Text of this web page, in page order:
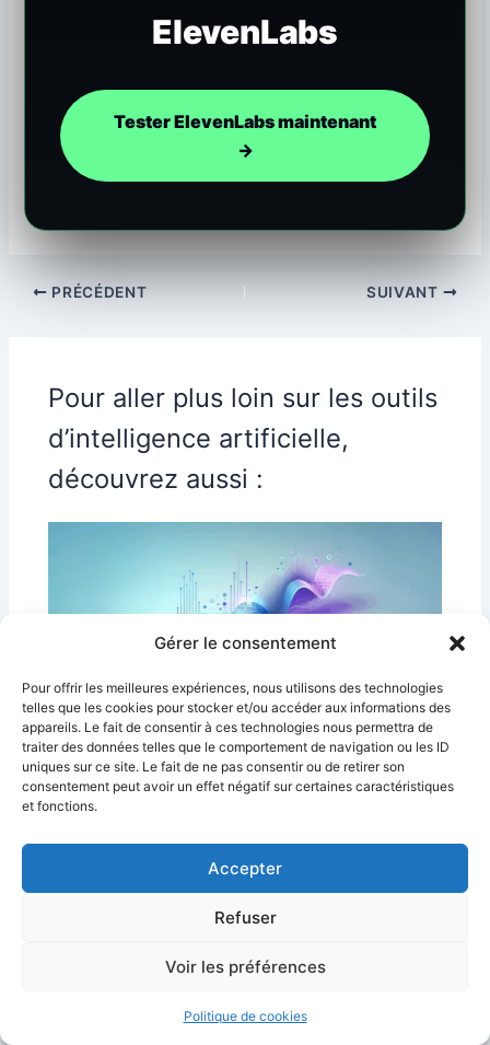
Gérer le consentement
Pour offrir les meilleures expériences, nous utilisons des technologies
telles que les cookies pour stocker et/ou accéder aux informations des
appareils. Le fait de consentir à ces technologies nous permettra de
traiter des données telles que le comportement de navigation ou les ID
uniques sur ce site. Le fait de ne pas consentir ou de retirer son
consentement peut avoir un effet négatif sur certaines caractéristiques
et fonctions.
Accepter
Refuser
Voir les préférences
Politique de cookies
ElevenLabs
Tester ElevenLabs maintenant
→
PRÉCÉDENT SUIVANT
Pour aller plus loin sur les outils
d’intelligence artificielle,
découvrez aussi :
Comparatif ElevenLabs vs Murf AI : Quel
outil vocal choisir ?
ElevenLabs
AI pour choisir la meilleure solution de synthèse